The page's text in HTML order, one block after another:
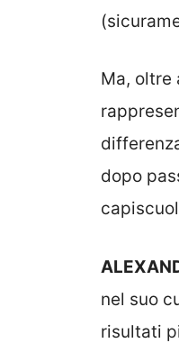
Ma, oltre
dopo
nel suo
risultati